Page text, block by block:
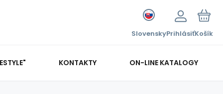
SlovenskyPrihlásiťKošík
KONTAKTY ON-LINE KATALOGY